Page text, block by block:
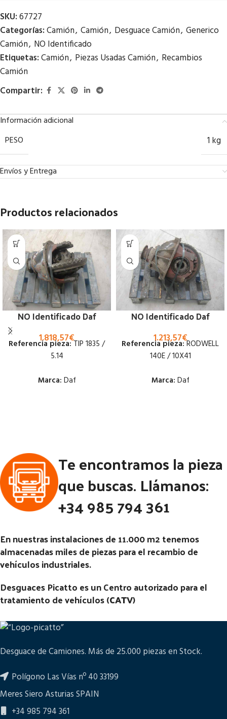
SKU:67727
Categorías:Camión, Camión, Desguace Camión, Generico
Camión, NO Identificado
Etiquetas:Camión, Piezas Usadas Camión, Recambios
Camión
Compartir:
Información adicional
PESO
1 kg
Envíos y Entrega
Productos relacionados
NO Identificado Daf
1.818,57€
Referencia pieza:TIP 1835 /
5.14
Marca: Daf
(4X2) | 02.80 - 02.90
Código Pieza:
NO Identificado Daf
1.213,57€
Referencia pieza:RODWELL
140E / 10X41
Marca: Daf
DIAMETRO PALIER DIAMETRO
PALIER 57 MM [VP]DAF 1700
230 RG (4X2) | 02.80 - 02.90
Código Pieza:
Te encontramos la pieza
que buscas. Llámanos:
+34 985 794 361
En nuestras instalaciones de 11.000 m2 tenemos
almacenadas miles de piezas para el recambio de
vehículos industriales.
Desguaces Picatto es un Centro autorizado para el
tratamiento de vehículos (CATV)
Desguace de Camiones. Más de 25.000 piezas en Stock.
Polígono Las Vías nº 40 33199
Meres Siero Asturias SPAIN
+34 985 794 361